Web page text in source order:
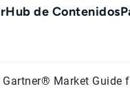
Hub de Contenidos
Gartner® Market